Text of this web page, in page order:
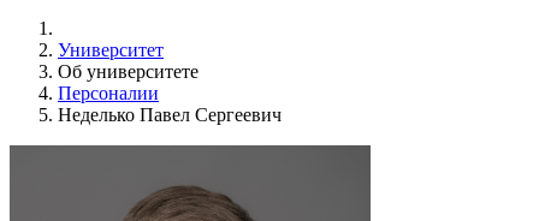
Университет
Об университете
Персоналии
Неделько Павел Сергеевич